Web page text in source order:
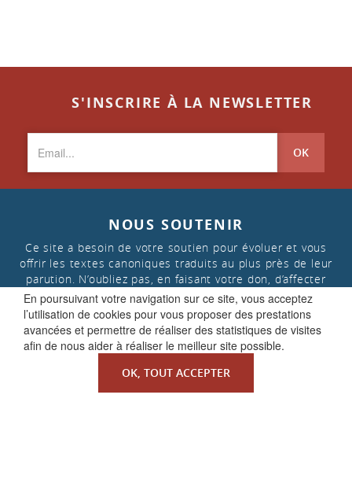
En poursuivant votre navigation sur ce site, vous acceptez
l’utilisation de cookies pour vous proposer des prestations
avancées et permettre de réaliser des statistiques de visites
afin de nous aider à réaliser le meilleur site possible.
OK, TOUT ACCEPTER
S'INSCRIRE À LA NEWSLETTER
OK
NOUS SOUTENIR
Ce site a besoin de votre soutien pour évoluer et vous
offrir les textes canoniques traduits au plus près de leur
parution. N’oubliez pas, en faisant votre don, d’affecter
celui-ci aux « projets de la Faculté de Droit canonique »
FAIRE UN DON